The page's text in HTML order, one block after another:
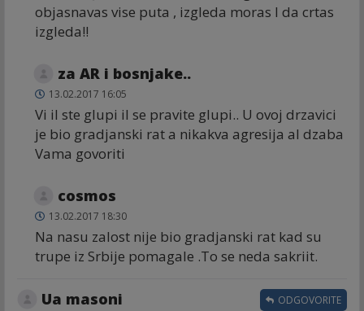
objasnavas vise puta , izgleda moras I da crtas
izgleda!!
za AR i bosnjake..
13.02.2017 16:05
Vi il ste glupi il se pravite glupi.. U ovoj drzavici
je bio gradjanski rat a nikakva agresija al dzaba
Vama govoriti
cosmos
13.02.2017 18:30
Na nasu zalost nije bio gradjanski rat kad su
trupe iz Srbije pomagale .To se neda sakriit.
Ua masoni ODGOVORITE